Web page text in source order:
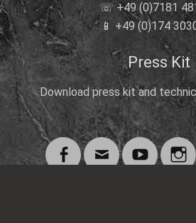
☏ +49 (0)7181
📱 +49 (0)174
Press Kit
Download press kit and